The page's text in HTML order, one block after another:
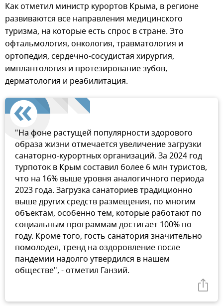
Как отметил министр курортов Крыма, в регионе
развиваются все направления медицинского
туризма, на которые есть спрос в стране. Это
офтальмология, онкология, травматология и
ортопедия, сердечно-сосудистая хирургия,
имплантология и протезирование зубов,
дерматология и реабилитация.
"На фоне растущей популярности здорового
образа жизни отмечается увеличение загрузки
санаторно-курортных организаций. За 2024 год
турпоток в Крым составил более 6 млн туристов,
что на 16% выше уровня аналогичного периода
2023 года. Загрузка санаториев традиционно
выше других средств размещения, по многим
объектам, особенно тем, которые работают по
социальным программам достигает 100% по
году. Кроме того, гость санатория значительно
помолодел, тренд на оздоровление после
пандемии надолго утвердился в нашем
обществе", - отметил Ганзий.